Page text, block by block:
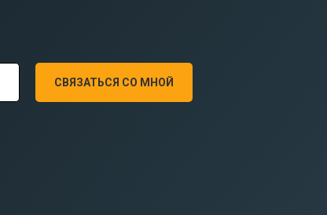
СВЯЗАТЬСЯ СО МНОЙ